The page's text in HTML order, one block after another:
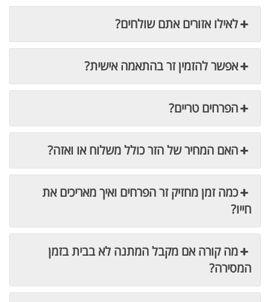
לאילו אזורים אתם שולחים?
אפשר להזמין זר בהתאמה אישית?
הפרחים טריים?
האם המחיר של הזר כולל משלוח או ואזה?
כמה זמן מחזיק זר הפרחים ואיך מאריכים את
חייו?
מה קורה אם מקבל המתנה לא בבית בזמן
המסירה?